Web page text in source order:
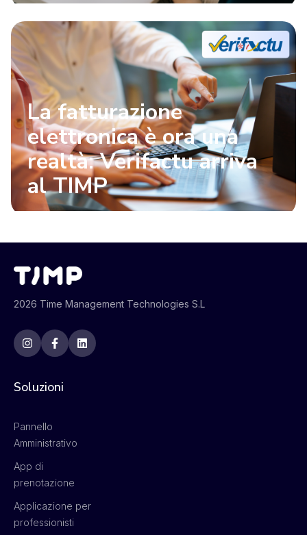
La fatturazione
elettronica è ora una
realtà: Verifactu arriva
al TIMP
2026 Time Management Technologies S.L
Soluzioni
Pannello
Amministrativo
App di
prenotazione
Applicazione per
professionisti